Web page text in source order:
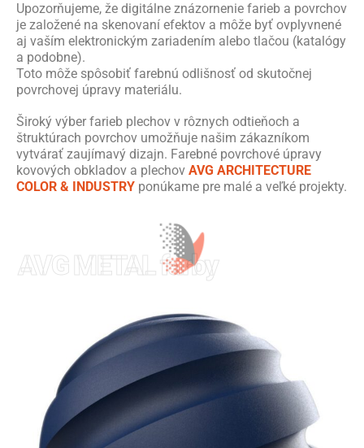
Upozorňujeme, že digitálne znázornenie farieb a povrchov
je založené na skenovaní efektov a môže byť ovplyvnené
aj vaším elektronickým zariadením alebo tlačou (katalógy
a podobne).
Toto môže spôsobiť farebnú odlišnosť od skutočnej
povrchovej úpravy materiálu.
Široký výber farieb plechov v rôznych odtieňoch a
štruktúrach povrchov umožňuje našim zákazníkom
vytvárať zaujímavý dizajn. Farebné povrchové úpravy
kovových obkladov a plechov AVG ARCHITECTURE
COLOR & INDUSTRY ponúkame pre malé a veľké projekty.
AVG METAL farby